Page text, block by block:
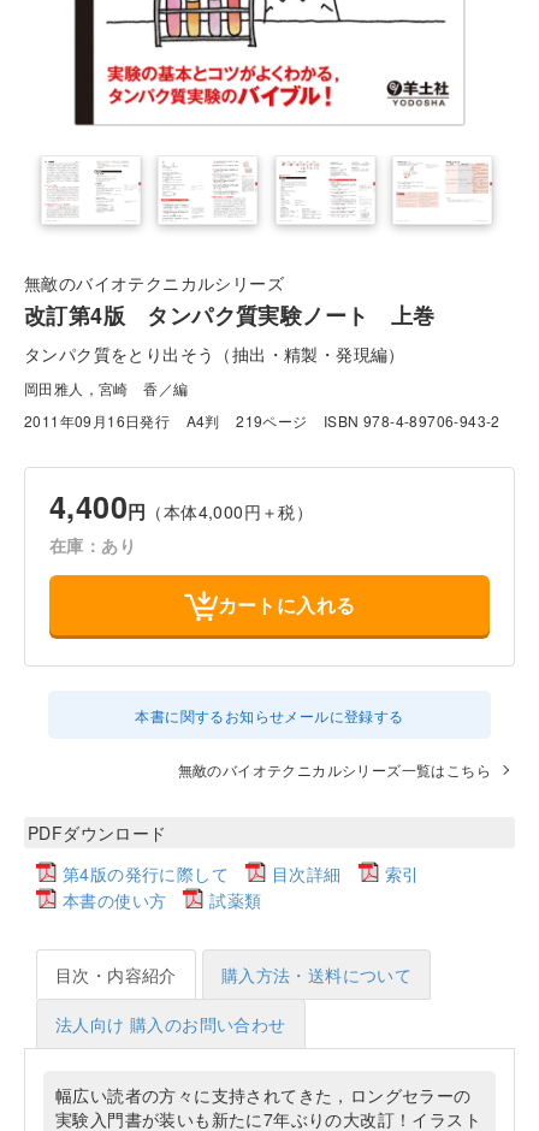
無敵のバイオテクニカルシリーズ
改訂第4版 タンパク質実験ノート 上巻
タンパク質をとり出そう（抽出・精製・発現編）
岡田雅人，宮崎 香／編
2011年09月16日発行
A4判 219ページ ISBN 978-4-89706-943-2
4,400円 （本体4,000円＋税）
在庫：あり
カートに入れる
本書に関するお知らせメールに登録する
無敵のバイオテクニカルシリーズ一覧はこちら
PDFダウンロード
第4版の発行に際して
目次詳細
索引
本書の使い方
試薬類
目次・内容紹介 購入方法・送料について
法人向け 購入のお問い合わせ
幅広い読者の方々に支持されてきた，ロングセラーの
実験入門書が装いも新たに7年ぶりの大改訂！イラスト